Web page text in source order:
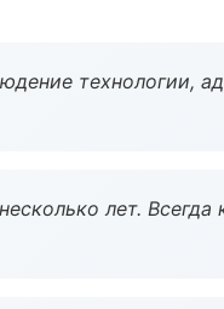
технологии,
лет. Всегда